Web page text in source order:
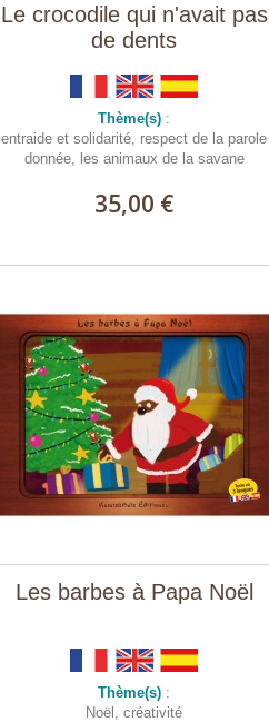
Le crocodile qui n'avait pas
de dents
Thème(s) :
entraide et solidarité, respect de la parole
donnée, les animaux de la savane
35,00 €
Les barbes à Papa Noël
Thème(s) :
Noël, créativité